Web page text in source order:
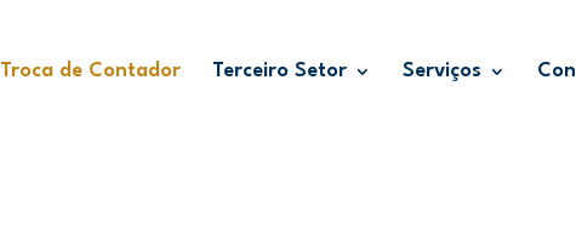
Troca de Contador Terceiro Setor Serviços